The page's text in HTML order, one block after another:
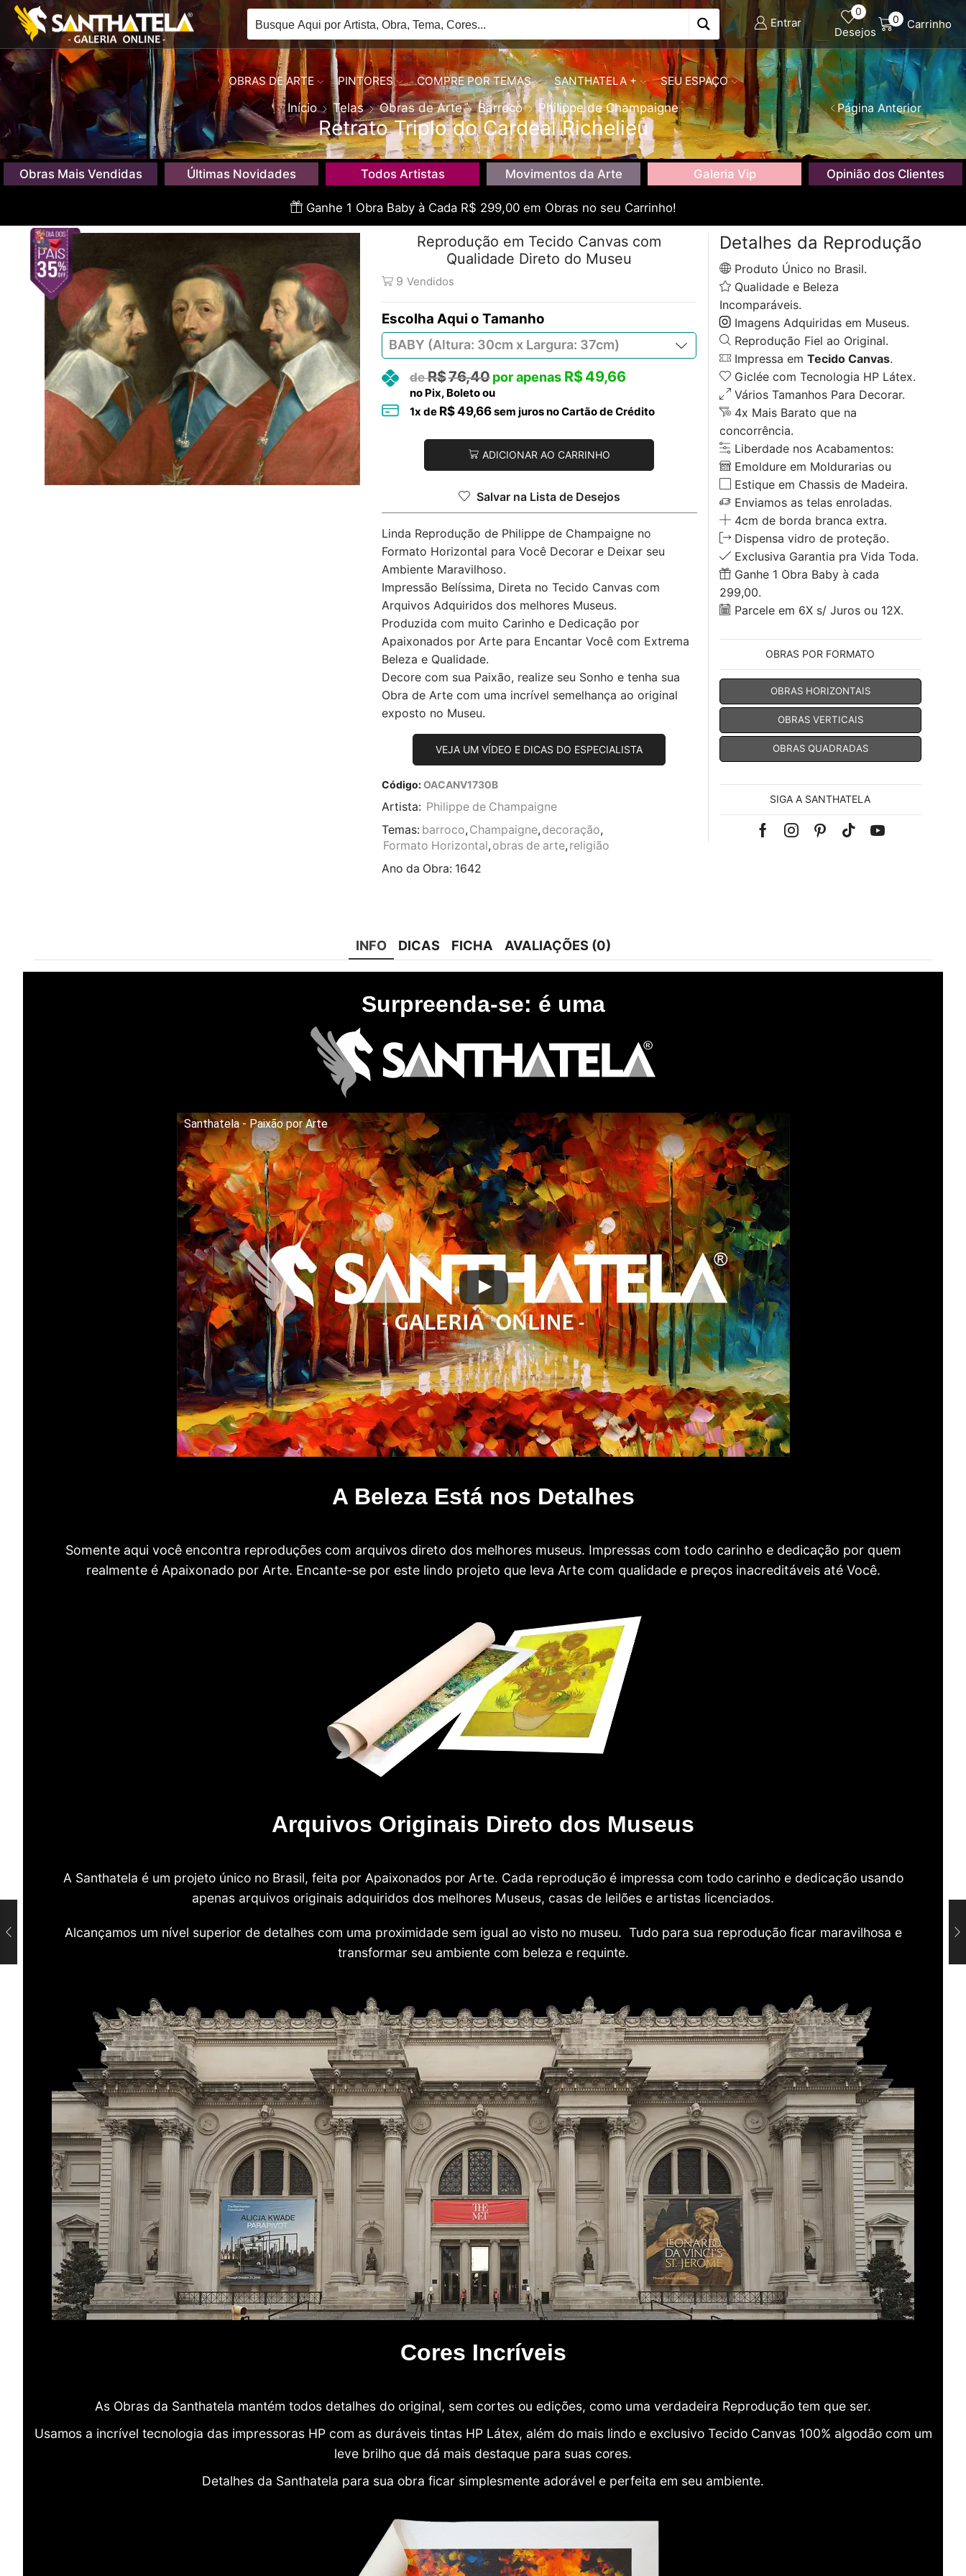
Entrar
0
Desejos
0 Carrinho
OBRAS DE ARTE PINTORES COMPRE POR TEMAS SANTHATELA + SEU ESPAÇO
Início Telas Obras de Arte Barroco Philippe de Champaigne
Retrato Triplo do Cardeal Richelieu
Página Anterior
Obras Mais Vendidas Últimas Novidades Todos Artistas Movimentos da Arte Galeria Vip Opinião dos Clientes
Ganhe 1 Obra Baby à Cada R$ 299,00 em Obras no seu Carrinho!
Reprodução em Tecido Canvas com
Qualidade Direto do Museu
9 Vendidos
Tamanho
R$76,40 R$49,66
no Pix, Boleto ou
1x de R$49,66sem juros no Cartão de Crédito
ADICIONAR AO CARRINHO
Salvar na Lista de Desejos
Linda Reprodução de Philippe de Champaigne no
Formato Horizontal para Você Decorar e Deixar seu
Ambiente Maravilhoso.
Impressão Belíssima, Direta no Tecido Canvas com
Arquivos Adquiridos dos melhores Museus.
Produzida com muito Carinho e Dedicação por
Apaixonados por Arte para Encantar Você com Extrema
Beleza e Qualidade.
Decore com sua Paixão, realize seu Sonho e tenha sua
Obra de Arte com uma incrível semelhança ao original
exposto no Museu.
VEJA UM VÍDEO E DICAS DO ESPECIALISTA
Código:OACANV1730B
Artista: Philippe de Champaigne
Temas: barroco, Champaigne, decoração,
Formato Horizontal, obras de arte, religião
Ano da Obra: 1642
Detalhes da Reprodução
Produto Único no Brasil.
Qualidade e Beleza
Incomparáveis.
Imagens Adquiridas em Museus.
Reprodução Fiel ao Original.
Impressa em Tecido Canvas.
Giclée com Tecnologia HP Látex.
Vários Tamanhos Para Decorar.
4x Mais Barato que na
concorrência.
Liberdade nos Acabamentos:
Emoldure em Moldurarias ou
Estique em Chassis de Madeira.
Enviamos as telas enroladas.
4cm de borda branca extra.
Dispensa vidro de proteção.
Exclusiva Garantia pra Vida Toda.
Ganhe 1 Obra Baby à cada
299,00.
Parcele em 6X s/ Juros ou 12X.
OBRAS POR FORMATO
OBRAS HORIZONTAIS
OBRAS VERTICAIS
OBRAS QUADRADAS
SIGA A SANTHATELA
FacebookInstagramPinterest
Tik-Youtube
INFO DICAS FICHA AVALIAÇÕES (0)
Surpreenda-se: é uma
Santhatela - Paixão por Arte
A Beleza Está nos Detalhes
Somente aqui você encontra reproduções com arquivos direto dos melhores museus. Impressas com todo carinho e dedicação por quem
realmente é Apaixonado por Arte. Encante-se por este lindo projeto que leva Arte com qualidade e preços inacreditáveis até Você.
Arquivos Originais Direto dos Museus
A Santhatela é um projeto único no Brasil, feita por Apaixonados por Arte. Cada reprodução é impressa com todo carinho e dedicação usando
apenas arquivos originais adquiridos dos melhores Museus, casas de leilões e artistas licenciados.
Alcançamos um nível superior de detalhes com uma proximidade sem igual ao visto no museu. Tudo para sua reprodução ficar maravilhosa e
transformar seu ambiente com beleza e requinte.
Cores Incríveis
As Obras da Santhatela mantém todos detalhes do original, sem cortes ou edições, como uma verdadeira Reprodução tem que ser.
Usamos a incrível tecnologia das impressoras HP com as duráveis tintas HP Látex, além do mais lindo e exclusivo Tecido Canvas 100% algodão com um
leve brilho que dá mais destaque para suas cores.
Detalhes da Santhatela para sua obra ficar simplesmente adorável e perfeita em seu ambiente.